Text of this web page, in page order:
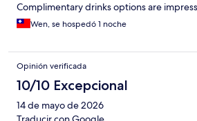
Complimentary drinks options are
Wen, se hospedó 1 noche
Opinión verificada
10/10 Excepcional
14 de mayo de 2026